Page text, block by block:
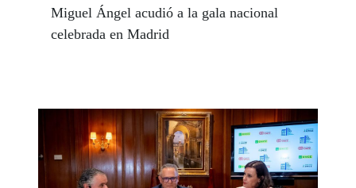
Miguel Ángel acudió a la gala nacional
celebrada en Madrid